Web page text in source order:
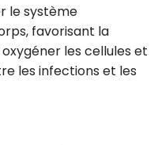
le système
favorisant la
les cellules et
les infections et les
en savoir plus sur ces traceurs,
de confidentialité
cadeau !